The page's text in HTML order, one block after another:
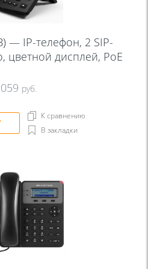
— IP-телефон, 2 SIP-
цветной дисплей, PoE
руб.
К сравнению
В закладки